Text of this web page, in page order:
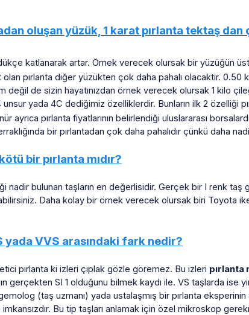
oluşan yüzük, 1 karat pırlanta tektaş
katlanarak artar. Örnek verecek olursak bir yüzüğün
pırlanta diğer yüzükten çok daha pahalı olacaktır. 0.50
değil de sizin hayatınızdan örnek verecek olursak 1 kilo
yada 4C dediğimiz özelliklerdir. Bunların ilk 2 özelliği
ayrıca pırlanta fiyatlarının belirlendiği uluslararası
bir pırlantadan çok daha pahalıdır çünkü daha
bir pırlanta mıdır?
nadir bulunan taşların en değerlisidir. Gerçek bir I renk
Daha kolay bir örnek verecek olursak biri Toyota
yada VVS arasındaki fark nedir?
pırlanta ki izleri çıplak gözle göremez. Bu izleri pırlanta
gerçekten SI 1 olduğunu bilmek kaydı ile. VS taşlarda
(taş uzmanı) yada ustalaşmış bir pırlanta
imkansızdır. Bu tip taşları anlamak için özel mikroskop